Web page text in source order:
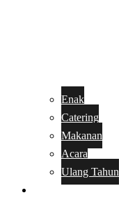
Enak
Catering
Makanan
Acara
Ulang Tahun